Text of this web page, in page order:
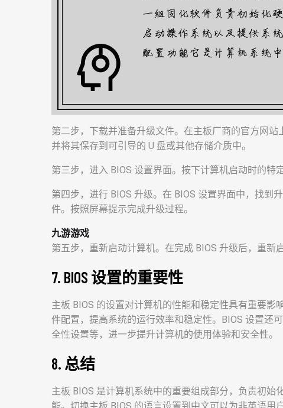
第二步，下载并准备升级文件。在主板厂商的官方网站
并将其保存到可引导的 U 盘或其他存储介质中。
第三步，进入 BIOS 设置界面。按下计算机启动时的特
第四步，进行 BIOS 升级。在 BIOS 设置界面中，找到
件。按照屏幕提示完成升级过程。
九游游戏
第五步，重新启动计算机。在完成 BIOS 升级后，重新
7. BIOS 设置的重要性
主板 BIOS 的设置对计算机的性能和稳定性具有重要
件配置，提高系统的运行效率和稳定性。BIOS 设置还
全性设置等，进一步提升计算机的使用体验和安全性。
8. 总结
主板 BIOS 是计算机系统中的重要组成部分，负责初